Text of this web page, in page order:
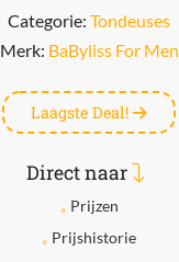
Categorie: Tondeuses
Merk: BaByliss For Men
Laagste Deal!
Direct naar
Prijzen
Prijshistorie